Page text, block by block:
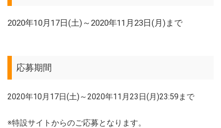
2020年10月17日(土)～2020年11月23日(月)まで
応募期間
2020年10月17日(土)～2020年11月23日(月)23:59まで
※特設サイトからのご応募となります。